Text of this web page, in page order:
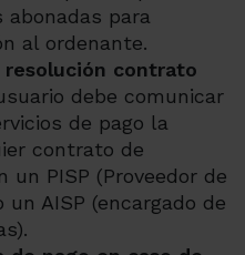
para
al ordenante.
contrato
debe comunicar
de pago la
contrato de
un PISP (Proveedor de
un AISP (encargado de